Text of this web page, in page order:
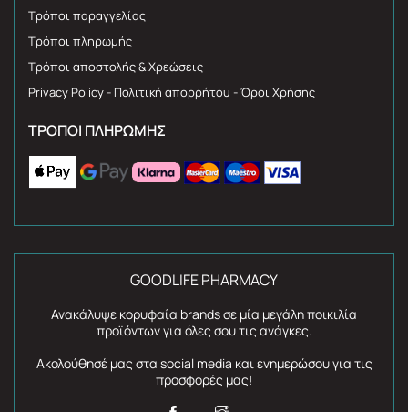
Τρόποι παραγγελίας
Τρόποι πληρωμής
Τρόποι αποστολής & Χρεώσεις
Privacy Policy - Πολιτική απορρήτου - Όροι Χρήσης
ΤΡΌΠΟΙ ΠΛΗΡΩΜΉΣ
GOODLIFE PHARMACY
Ανακάλυψε κορυφαία brands σε μία μεγάλη ποικιλία
προϊόντων για όλες σου τις ανάγκες.
Ακολούθησέ μας στα social media και ενημερώσου για τις
προσφορές μας!